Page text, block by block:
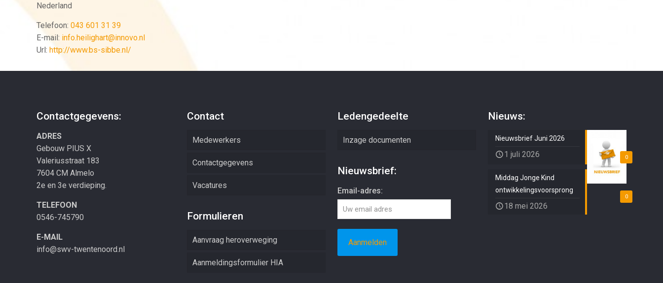
Nederland
Telefoon:043 601 31 39
E-mail: info.heilighart@innovo.nl
Url:http://www.bs-sibbe.nl/
Contactgegevens:
ADRES
Gebouw PIUS X
Valeriusstraat 183
7604 CM Almelo
2e en 3e verdieping.
TELEFOON
0546-745790
E-MAIL
info@swv-twentenoord.nl
Contact
Medewerkers
Contactgegevens
Vacatures
Formulieren
Aanvraag heroverweging
Aanmeldingsformulier HIA
Ledengedeelte
Inzage documenten
Nieuwsbrief:
Email-adres:
Nieuws:
0
Nieuwsbrief Juni 2026
1 juli 2026
0
Middag Jonge Kind
ontwikkelingsvoorsprong
18 mei 2026